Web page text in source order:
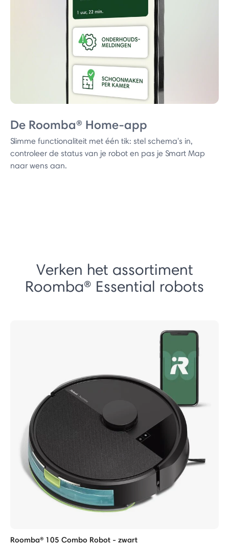
De Roomba® Home-app
Slimme functionaliteit met één tik: stel schema's in,
controleer de status van je robot en pas je Smart Map
naar wens aan.
Verken het assortiment
Roomba® Essential robots
Roomba® 105 Combo Robot - zwart